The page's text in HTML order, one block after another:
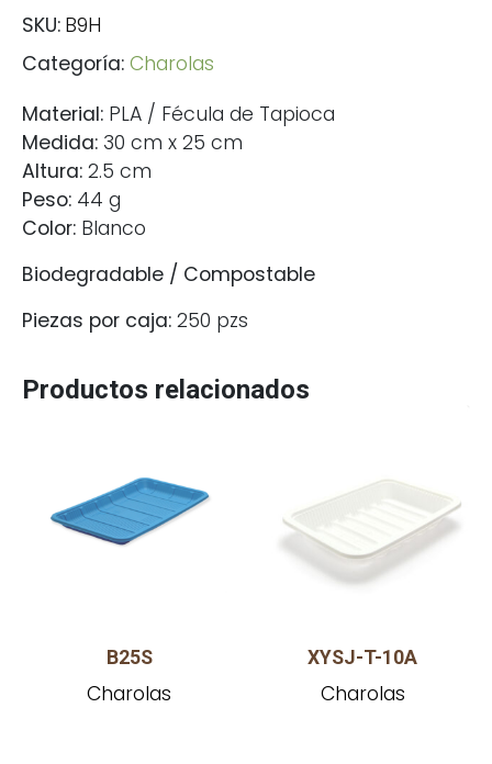
SKU: B9H
Categoría: Charolas
Material: PLA / Fécula de Tapioca
Medida: 30 cm x 25 cm
Altura: 2.5 cm
Peso: 44 g
Color: Blanco
Biodegradable / Compostable
Piezas por caja: 250 pzs
Productos relacionados
B25S
Charolas
XYSJ-T-10A
Charolas